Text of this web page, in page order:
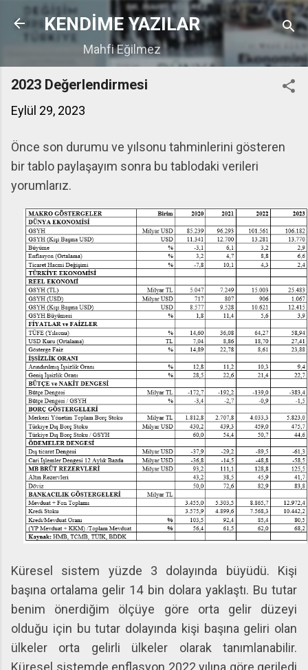
Ana içeriğe atla
KENDİME YAZILAR
Mahfi Eğilmez
2023 Değerlendirmesi
Eylül 29, 2023
Önce son durumu ve yılsonu tahminlerini gösteren
bir tablo paylaşayım sonra bu tablodaki verileri
yorumlarız.
Küresel sistem yüzde 3 dolayında büyüdü. Kişi
başına ortalama gelir 14 bin dolara yaklaştı. Bu tutar
benim önerdiğim ölçüye göre orta gelir düzeyi
olduğu için bu tutar dolayında kişi başına geliri olan
ülkeler orta gelirli ülkeler olarak tanımlanabilir.
Küresel sistemde enflasyon 2022 yılına göre geriledi